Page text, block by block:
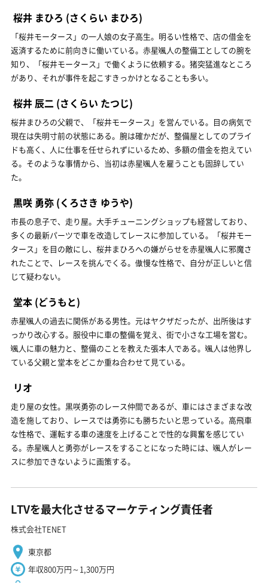
桜井 まひろ (さくらい まひろ)
「桜井モータース」の一人娘の女子高生。明るい性格で、店の借金を
返済するために前向きに働いている。赤星颯人の整備工としての腕を
知り、「桜井モータース」で働くように依頼する。猪突猛進なところ
があり、それが事件を起こすきっかけとなることも多い。
桜井 辰二 (さくらい たつじ)
桜井まひろの父親で、「桜井モータース」を営んでいる。目の病気で
現在は失明寸前の状態にある。腕は確かだが、整備屋としてのプライ
ドも高く、人に仕事を任せられずにいるため、多額の借金を抱えてい
る。そのような事情から、当初は赤星颯人を雇うことも固辞してい
た。
黒咲 勇弥 (くろさき ゆうや)
市長の息子で、走り屋。大手チューニングショップも経営しており、
多くの最新パーツで車を改造してレースに参加している。「桜井モー
タース」を目の敵にし、桜井まひろへの嫌がらせを赤星颯人に邪魔さ
れたことで、レースを挑んでくる。傲慢な性格で、自分が正しいと信
じて疑わない。
堂本 (どうもと)
赤星颯人の過去に関係がある男性。元はヤクザだったが、出所後はす
っかり改心する。服役中に車の整備を覚え、街で小さな工場を営む。
颯人に車の魅力と、整備のことを教えた張本人である。颯人は他界し
ている父親と堂本をどこか重ね合わせて見ている。
リオ
走り屋の女性。黒咲勇弥のレース仲間であるが、車にはさまざまな改
造を施しており、レースでは勇弥にも勝ちたいと思っている。高飛車
な性格で、運転する車の速度を上げることで性的な興奮を感じてい
る。赤星颯人と勇弥がレースをすることになった時には、颯人がレー
スに参加できないように画策する。
LTVを最大化させるマーケティング責任者
株式会社TENET
東京都
年収800万円～1,300万円